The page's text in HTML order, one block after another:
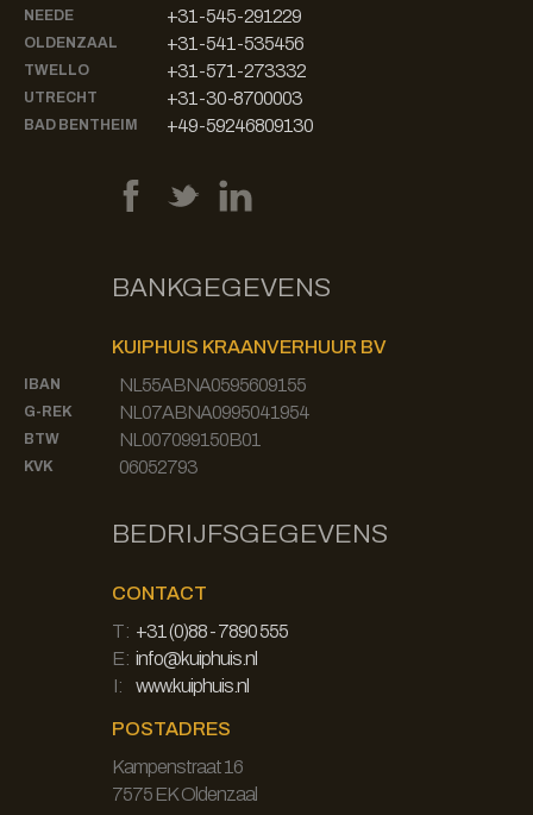
NEEDE +31-545-291229
OLDENZAAL +31-541-535456
TWELLO +31-571-273332
UTRECHT +31-30-8700003
BAD BENTHEIM +49-59246809130
BANKGEGEVENS
KUIPHUIS KRAANVERHUUR BV
IBAN NL55ABNA0595609155
G-REK NL07ABNA0995041954
BTW NL007099150B01
KVK 06052793
BEDRIJFSGEGEVENS
CONTACT
T: +31 (0)88 - 7890 555
E: info@kuiphuis.nl
I:
www.kuiphuis.nl
POSTADRES
Kampenstraat 16
7575 EK Oldenzaal